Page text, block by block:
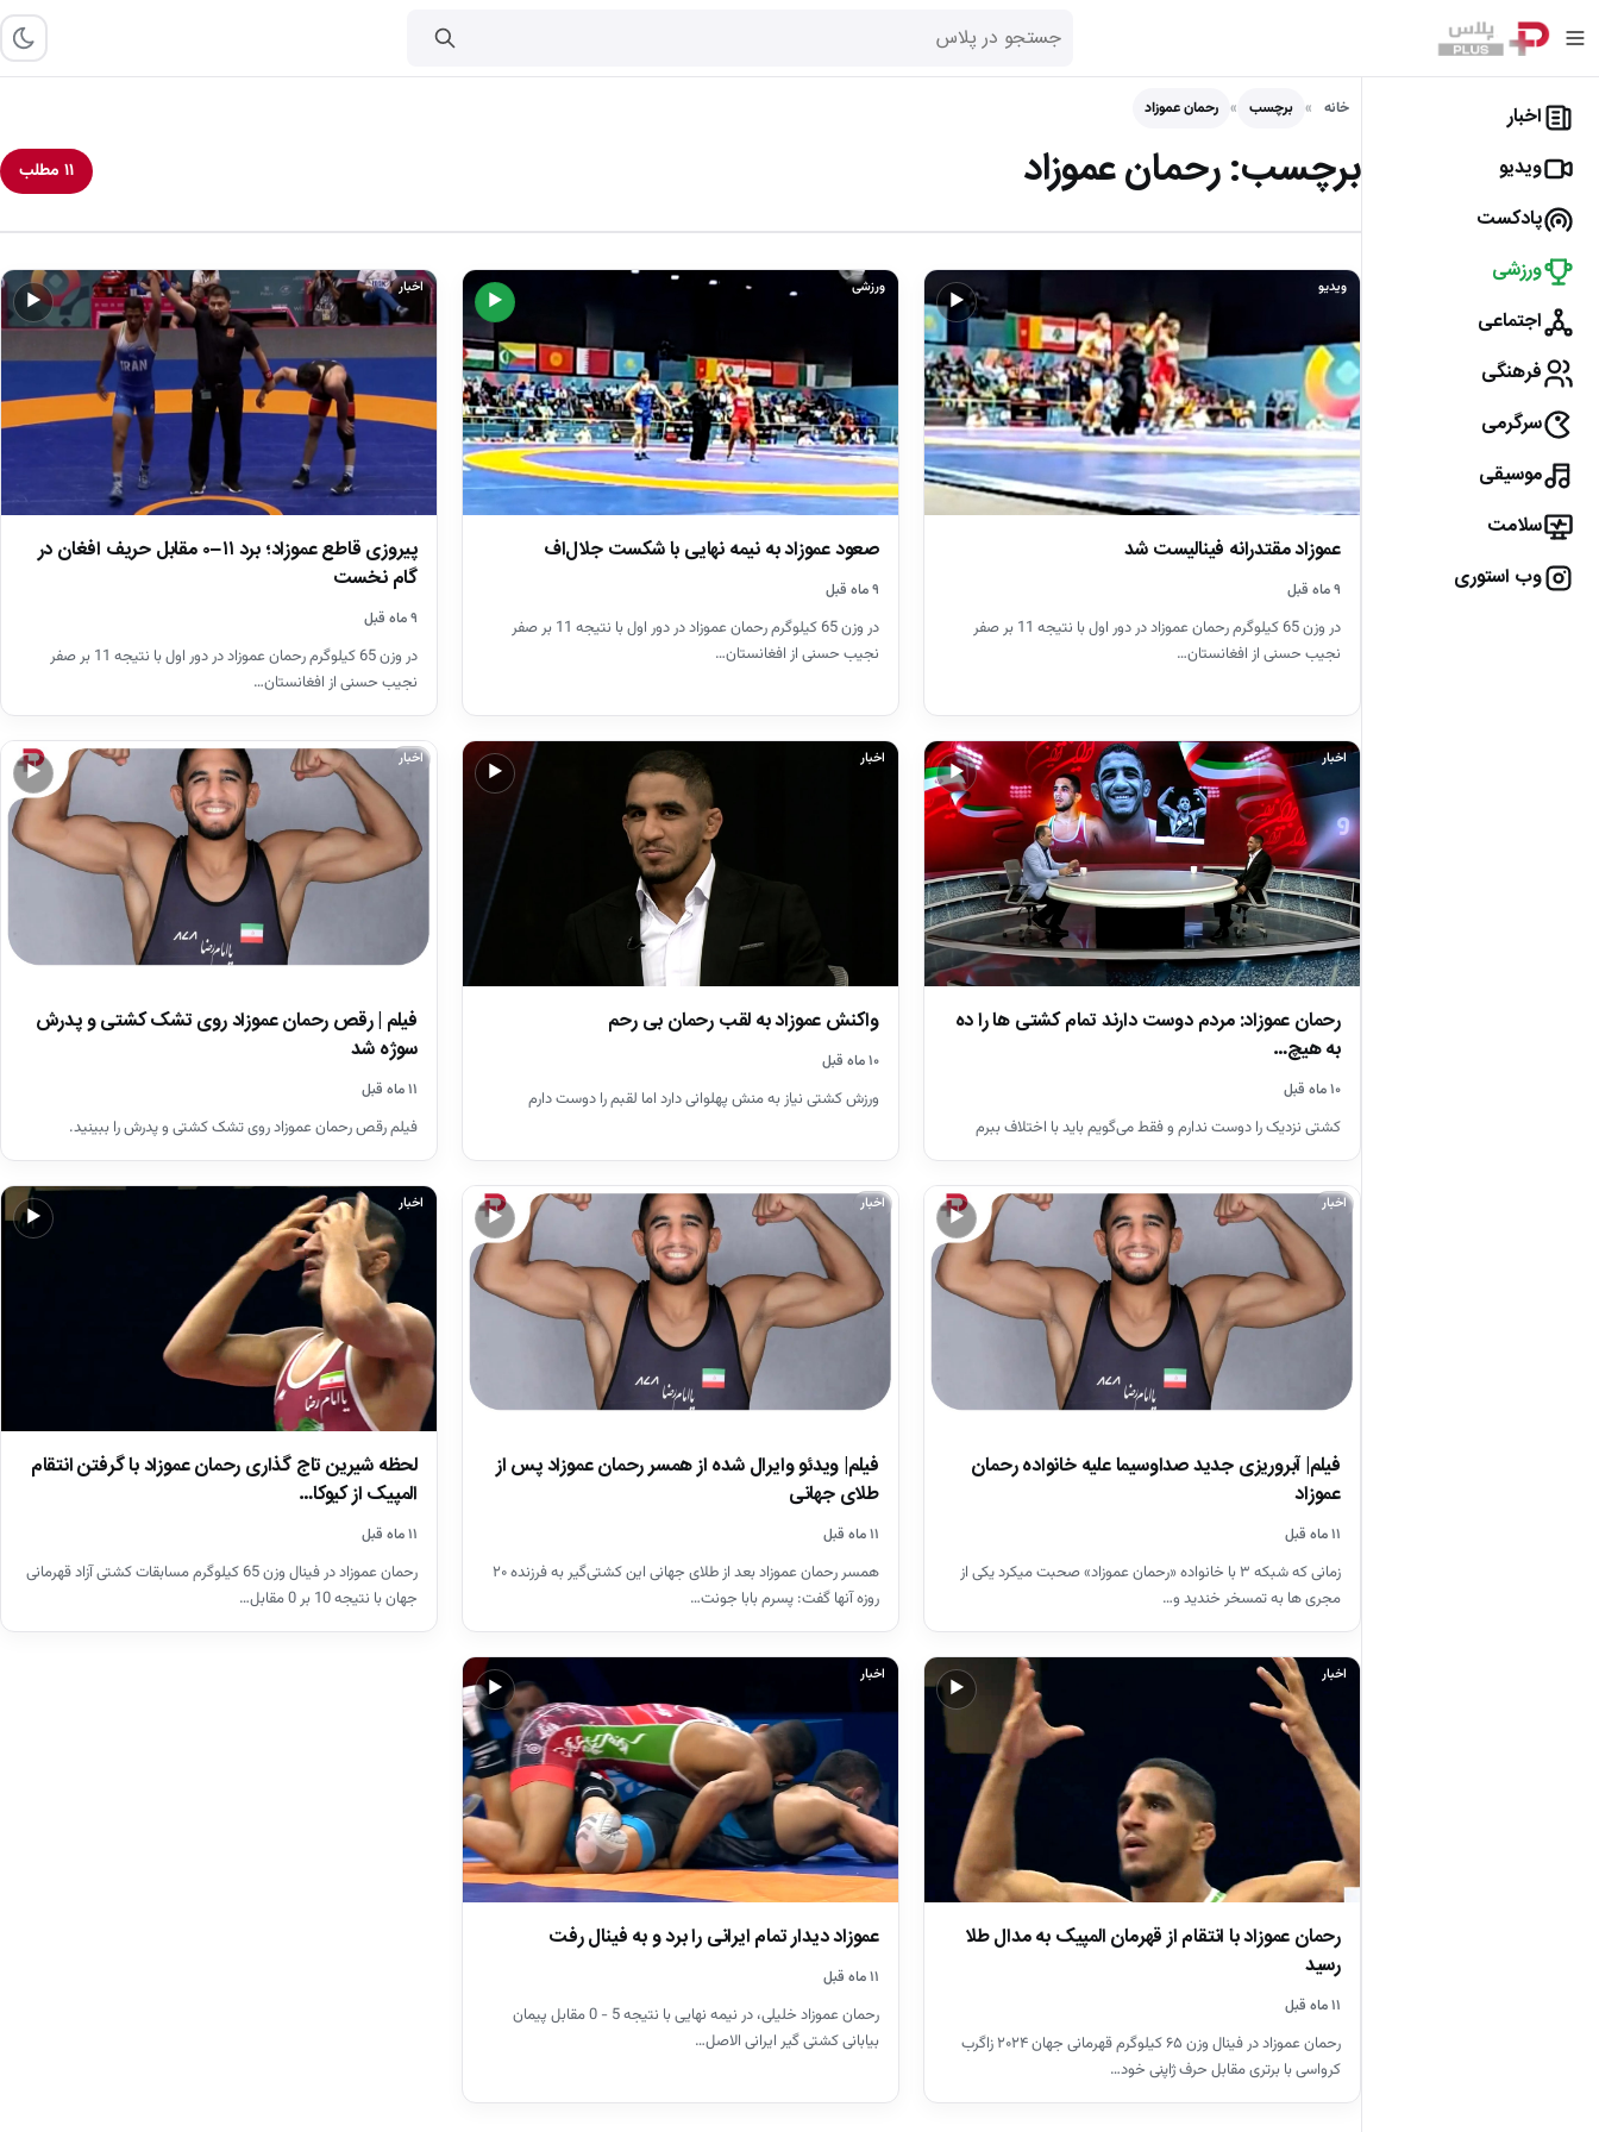
اخبار
ویدیو
پادکست
ورزشی
اجتماعی
فرهنگی
سرگرمی
موسیقی
سلامت
وب استوری
خانه برچسب رحمان عموزاد
برچسب:رحمان عموزاد ۱۱ مطلب
▶
ویدیو
عموزاد مقتدرانه فینالیست شد
۹ ماه قبل
در وزن 65 کیلوگرم رحمان عموزاد در دور اول با نتیجه 11 بر صفر
نجیب حسنی از افغانستان…
▶
ورزشی
صعود عموزاد به نیمه نهایی با شکست جلال‌اف
۹ ماه قبل
در وزن 65 کیلوگرم رحمان عموزاد در دور اول با نتیجه 11 بر صفر
نجیب حسنی از افغانستان…
▶
اخبار
پیروزی قاطع عموزاد؛ برد ۱۱–۰ مقابل حریف افغان در
گام نخست
۹ ماه قبل
در وزن 65 کیلوگرم رحمان عموزاد در دور اول با نتیجه 11 بر صفر
نجیب حسنی از افغانستان…
▶
اخبار
رحمان عموزاد: مردم دوست دارند تمام کشتی ها را ده
به هیچ…
۱۰ ماه قبل
کشتی نزدیک را دوست ندارم و فقط می‌گویم باید با اختلاف ببرم
▶
اخبار
واکنش عموزاد به لقب رحمان بی رحم
۱۰ ماه قبل
ورزش کشتی نیاز به منش پهلوانی دارد اما لقبم را دوست دارم
▶
اخبار
فیلم | رقص رحمان عموزاد روی تشک کشتی و پدرش
سوژه شد
۱۱ ماه قبل
فیلم رقص رحمان عموزاد روی تشک کشتی و پدرش را ببینید.
▶
اخبار
فیلم| آبروریزی جدید صداوسیما علیه خانواده رحمان
عموزاد
۱۱ ماه قبل
زمانی که شبکه ۳ با خانواده «رحمان عموزاد» صحبت میکرد یکی از
مجری ها به تمسخر خندید و…
▶
اخبار
فیلم| ویدئو وایرال شده از همسر رحمان عموزاد پس از
طلای جهانی
۱۱ ماه قبل
همسر رحمان عموزاد بعد از طلای جهانی این کشتی‌گیر به فرزنده ۲۰
روزه آنها گفت: پسرم بابا جونت…
▶
اخبار
لحظه شیرین تاج گذاری رحمان عموزاد با گرفتن انتقام
المپیک از کیوکا…
۱۱ ماه قبل
رحمان عموزاد در فینال وزن 65 کیلوگرم مسابقات کشتی آزاد قهرمانی
جهان با نتیجه 10 بر 0 مقابل…
▶
اخبار
رحمان عموزاد با انتقام از قهرمان المپیک به مدال طلا
رسید
۱۱ ماه قبل
رحمان عموزاد در فینال وزن ۶۵ کیلوگرم قهرمانی جهان ۲۰۲۴ زاگرب
کرواسی با برتری مقابل حرف ژاپنی خود…
▶
اخبار
عموزاد دیدار تمام ایرانی را برد و به فینال رفت
۱۱ ماه قبل
رحمان عموزاد خلیلی، در نیمه نهایی با نتیجه 5 - 0 مقابل پیمان
بیابانی کشتی گیر ایرانی الاصل…